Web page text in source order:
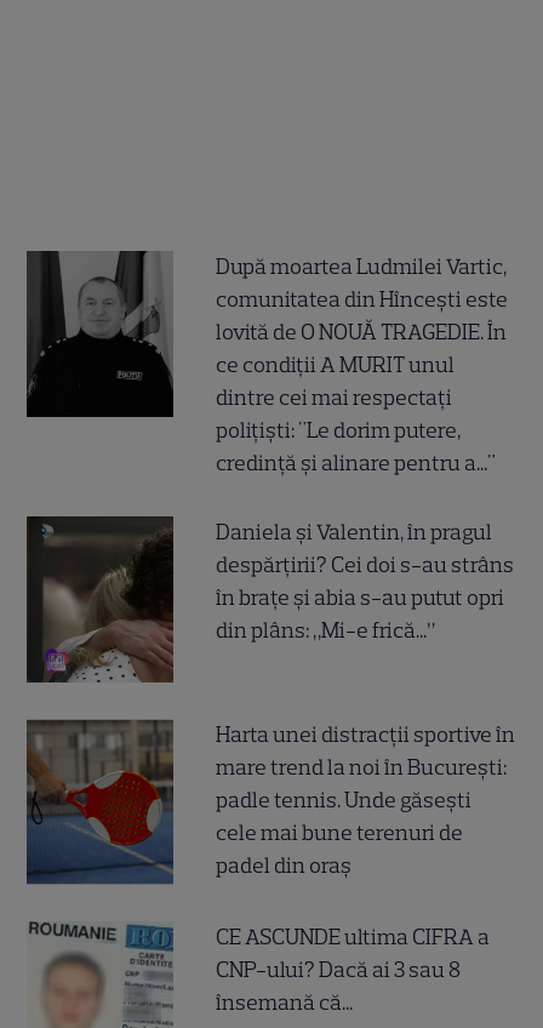
După moartea Ludmilei Vartic,
comunitatea din Hîncești este
lovită de O NOUĂ TRAGEDIE. În
ce condiții A MURIT unul
dintre cei mai respectați
polițiști: "Le dorim putere,
credință și alinare pentru a..."
Daniela și Valentin, în pragul
despărțirii? Cei doi s-au strâns
în brațe și abia s-au putut opri
din plâns: „Mi-e frică...”
Harta unei distracții sportive în
mare trend la noi în București:
padle tennis. Unde găsești
cele mai bune terenuri de
padel din oraș
CE ASCUNDE ultima CIFRA a
CNP-ului? Dacă ai 3 sau 8
însemană că...